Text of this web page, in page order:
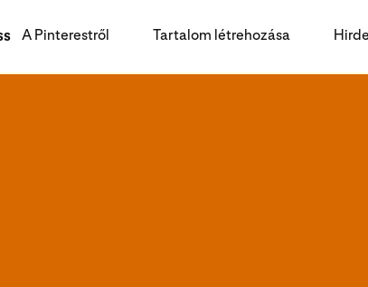
A Pinterestről Tartalom létrehozása